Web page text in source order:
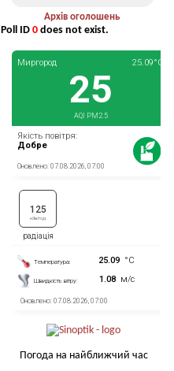
Архів оголошень
Poll ID 0 does not exist.
Погода на найближчий час